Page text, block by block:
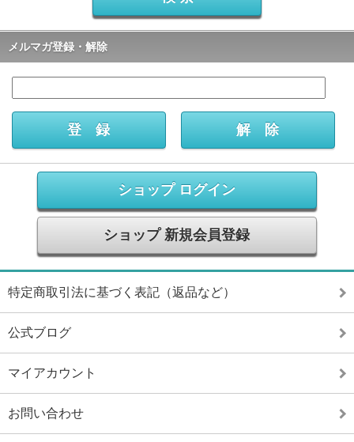
メルマガ登録・解除
ショップ ログイン
ショップ 新規会員登録
特定商取引法に基づく表記（返品など）
公式ブログ
マイアカウント
お問い合わせ